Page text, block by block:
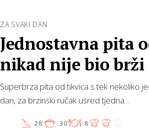
ZA SVAKI DAN
Jednostavna pita
nikad nije bio brži
Superbrza pita od tikvica s tek nekoliko
dan, za brzinski ručak usred tjedna…
28' 30' 8